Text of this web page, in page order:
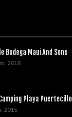
Bodega Maui And Sons
2018
Playa Puertecillo
2015